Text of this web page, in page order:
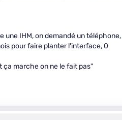
une IHM, on demandé un téléphone,
pour faire planter l'interface, 0
ça marche on ne le fait pas"